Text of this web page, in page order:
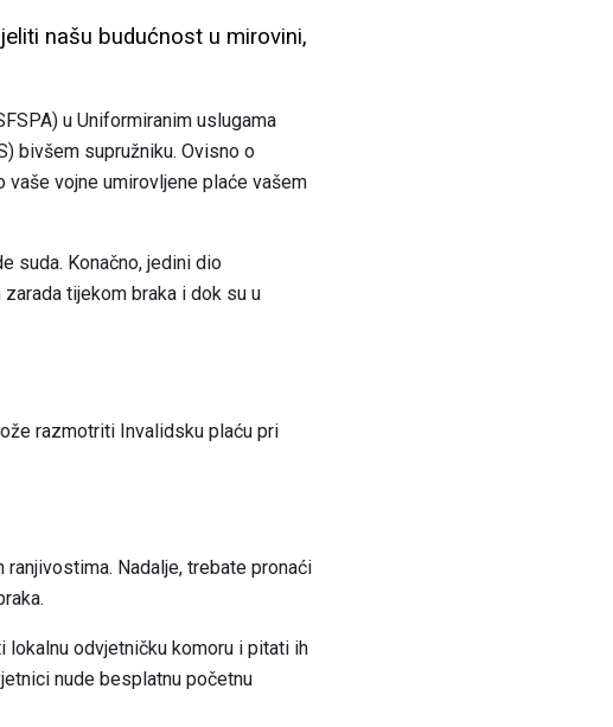
našu budućnost u mirovini,
u Uniformiranim uslugama
bivšem supružniku. Ovisno o
vojne umirovljene plaće vašem
suda. Konačno, jedini dio
tijekom braka i dok su u
razmotriti Invalidsku plaću pri
Nadalje, trebate pronaći
lokalnu odvjetničku komoru i pitati ih
nude besplatnu početnu